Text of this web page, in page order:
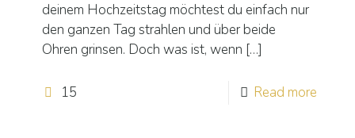
deinem Hochzeitstag möchtest du einfach nur
den ganzen Tag strahlen und über beide
Ohren grinsen. Doch was ist, wenn […]
15 Read more